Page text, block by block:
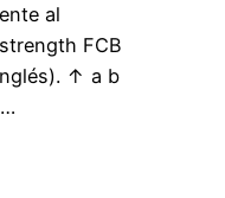
al
FCB
↑ a b